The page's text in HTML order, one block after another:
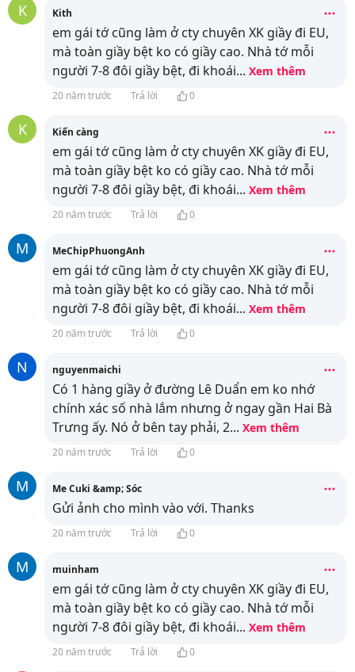
K Kith
em gái tớ cũng làm ở cty chuyên XK giầy đi EU,
mà toàn giầy bệt ko có giầy cao. Nhà tớ mỗi
người 7-8 đôi giầy bệt, đi khoái... Xem thêm
20 năm trước Trả lời 0
K Kiến càng
em gái tớ cũng làm ở cty chuyên XK giầy đi EU,
mà toàn giầy bệt ko có giầy cao. Nhà tớ mỗi
người 7-8 đôi giầy bệt, đi khoái... Xem thêm
20 năm trước Trả lời 0
M MeChipPhuongAnh
em gái tớ cũng làm ở cty chuyên XK giầy đi EU,
mà toàn giầy bệt ko có giầy cao. Nhà tớ mỗi
người 7-8 đôi giầy bệt, đi khoái... Xem thêm
20 năm trước Trả lời 0
N nguyenmaichi
Có 1 hàng giầy ở đường Lê Duẩn em ko nhớ
chính xác số nhà lắm nhưng ở ngay gần Hai Bà
Trưng ấy. Nó ở bên tay phải, 2... Xem thêm
20 năm trước Trả lời 0
M Me Cuki &amp; Sóc
Gửi ảnh cho mình vào với. Thanks
20 năm trước Trả lời 0
M muinham
em gái tớ cũng làm ở cty chuyên XK giầy đi EU,
mà toàn giầy bệt ko có giầy cao. Nhà tớ mỗi
người 7-8 đôi giầy bệt, đi khoái... Xem thêm
20 năm trước Trả lời 0